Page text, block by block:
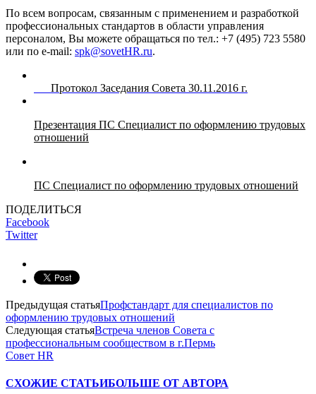
По всем вопросам, связанным с применением и разработкой
профессиональных стандартов в области управления
персоналом, Вы можете обращаться по тел.: +7 (495) 723 5580
или по e-mail: spk@sovetHR.ru.
Протокол Заседания Совета 30.11.2016 г.
Презентация ПС Специалист по оформлению трудовых
отношений
ПС Специалист по оформлению трудовых отношений
ПОДЕЛИТЬСЯ
Facebook
Twitter
Предыдущая статьяПрофстандарт для специалистов по
оформлению трудовых отношений
Следующая статьяВстреча членов Совета с
профессиональным сообществом в г.Пермь
Совет HR
СХОЖИЕ СТАТЬИБОЛЬШЕ ОТ АВТОРА